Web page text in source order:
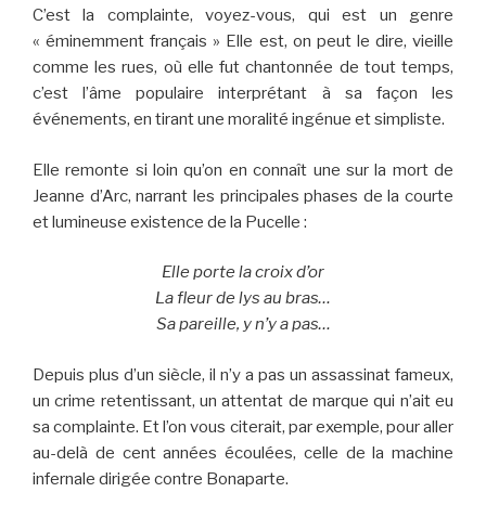
C’est la complainte, voyez-vous, qui est un genre
« éminemment français » Elle est, on peut le dire, vieille
comme les rues, où elle fut chantonnée de tout temps,
c’est l’âme populaire interprétant à sa façon les
événements, en tirant une moralité ingénue et simpliste.
Elle remonte si loin qu’on en connaît une sur la mort de
Jeanne d’Arc, narrant les principales phases de la courte
et lumineuse existence de la Pucelle :
Elle porte la croix d’or
La fleur de lys au bras…
Sa pareille, y n’y a pas…
Depuis plus d’un siècle, il n’y a pas un assassinat fameux,
un crime retentissant, un attentat de marque qui n’ait eu
sa complainte. Et l’on vous citerait, par exemple, pour aller
au-delà de cent années écoulées, celle de la machine
infernale dirigée contre Bonaparte.